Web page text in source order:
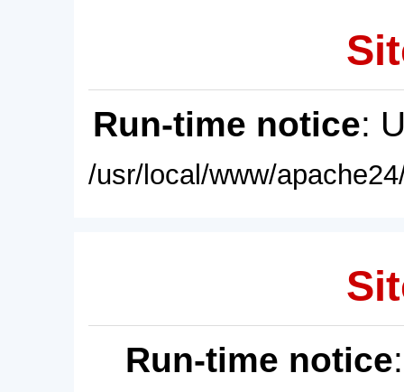
Run-time notice:
/usr/local/www/
Run-time notice